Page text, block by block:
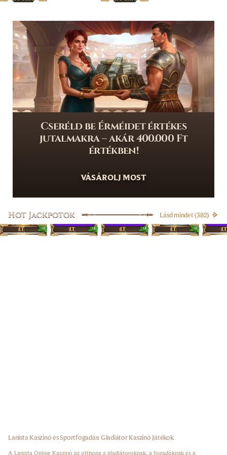
Hot Jackpotok Lásd mindet (382)
ÚJ ÚJ ÚJ ÚJ
Cseréld be Érméidet értékes
jutalmakra – akár 400.000 Ft
értékben!
VÁSÁROLJ MOST
Lanista Kaszinó és Sportfogadás: Gladiátor Kaszinó Játékok
A Lanista Online Kaszinó az otthona a gladiátoroknak, a fogadóknak és a